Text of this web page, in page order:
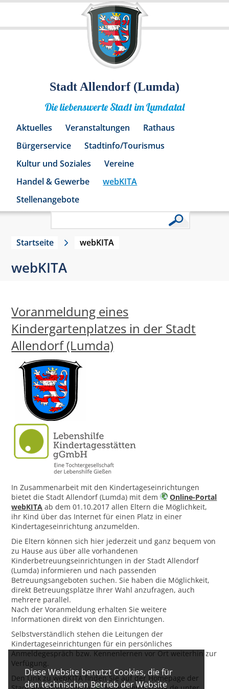
Diese Website benutzt Cookies, die für
den technischen Betrieb der Website
Stadt Allendorf (Lumda)
Die liebenswerte Stadt im Lumdatal
Aktuelles Veranstaltungen
Rathaus
Bürgerservice
Stadtinfo/Tourismus
Kultur und Soziales
Vereine
Handel & Gewerbe
webKITA
Stellenangebote
Startseite webKITA
webKITA
Voranmeldung eines
Kindergartenplatzes in der Stadt
Allendorf (Lumda)
In Zusammenarbeit mit den Kindertageseinrichtungen
bietet die Stadt Allendorf (Lumda) mit dem
Online-Portal
webKITA ab dem 01.10.2017 allen Eltern die Möglichkeit,
ihr Kind über das Internet für einen Platz in einer
Kindertageseinrichtung anzumelden.
Die Eltern können sich hier jederzeit und ganz bequem von
zu Hause aus über alle vorhandenen
Kinderbetreuungseinrichtungen in der Stadt Allendorf
(Lumda) informieren und nach passenden
Betreuungsangeboten suchen. Sie haben die Möglichkeit,
direkt Betreuungsplätze Ihrer Wahl anzufragen, auch
mehrere parallel.
Nach der Voranmeldung erhalten Sie weitere
Informationen direkt von den Einrichtungen.
Selbstverständlich stehen die Leitungen der
Kindertageseinrichtungen für ein persönliches
Anmeldegespräch bzw. Kennenlernen vor Ort weiterhin zur
Verfügung.
Den Link zu webKITA finden Sie auf der Homepage der